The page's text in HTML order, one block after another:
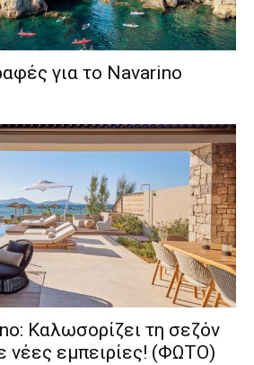
για το Navarino
Καλωσορίζει τη σεζόν
νέες εμπειρίες! (ΦΩΤΟ)